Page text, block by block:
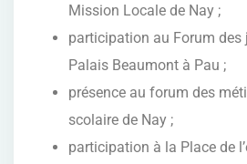
Mission Locale de Nay ;
participation au Forum des
Palais Beaumont à Pau ;
présence au forum des
scolaire de Nay ;
participation à la Place de